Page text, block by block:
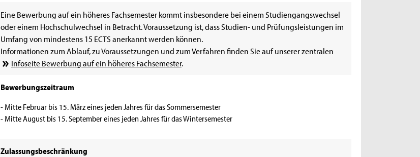
Eine Bewerbung auf ein höheres Fachsemester kommt insbesondere bei einem Studiengangswechsel
oder einem Hochschulwechsel in Betracht. Voraussetzung ist, dass Studien- und Prüfungsleistungen im
Umfang von mindestens 15 ECTS anerkannt werden können.
Informationen zum Ablauf, zu Voraussetzungen und zum Verfahren finden Sie auf unserer zentralen
Infoseite Bewerbung auf ein höheres Fachsemester.
Bewerbungszeitraum
- Mitte Februar bis 15. März eines jeden Jahres für das Sommersemester
- Mitte August bis 15. September eines jeden Jahres für das Wintersemester
Zulassungsbeschränkung